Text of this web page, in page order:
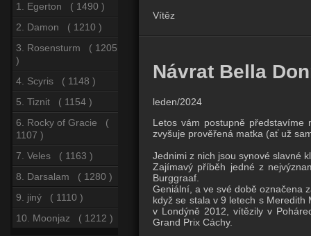
1. Egerton ( 1490 )
2. Damon ( 1210 )
3. Rosensturm ( 1205
)
4. Scyris ( 1148 )
5. Tiznit ( 1154 )
6. Rocky of Gracie (
1107 )
7. Veles ( 1163 )
8. Darsalam ( 1280 )
9. jiný ( 1110 )
10. Moonjaz ( 1212 )
Vítěz
Návrat Bella
leden/2024
Letos vám postupně představíme
zvyšuje prověřená matka (ať už
Jednimi z nich jsou synové slavné
Zajímavý příběh jedné z
Burggraaf.
Geniální, a ve své době označena
když se stala v 9 letech s Meredith
v Londýně 2012, vítězily v
Grand Prix Cáchy.